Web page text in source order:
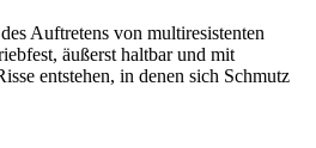
Auftretens von multiresistenten
äußerst haltbar und mit
entstehen, in denen sich Schmutz